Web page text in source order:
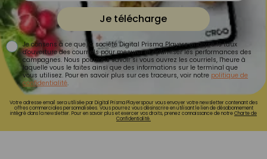
Je télécharge
Je consens à ce que la société Digital Prisma Players analyse le taux
d'ouverture des courriels pour mesurer et optimiser les performances des
campagnes. Nous pourrons savoir si vous ouvrez les courriels, l'heure à
laquelle vous le faites ainsi que des informations sur le terminal que
vous utilisez. Pour en savoir plus sur ces traceurs, voir notre politique de
confidentialité.
Votre adresse email sera utilisée par Digital Prisma Playerspour vous envoyer votre newsletter contenant des
offres commerciales personnalisées. Vous pourrez vous désinscrire en utilisant le lien de désabonnement
intégré dans la newsletter. Pour en savoir plus et exercer vos droits, prenez connaissance de notreCharte de
Confidentialité.